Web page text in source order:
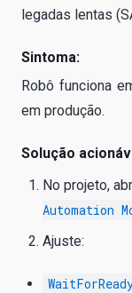
legadas lentas
Sintoma:
Robô funciona
em produção.
Solução
No projeto,
Automation
Ajuste: